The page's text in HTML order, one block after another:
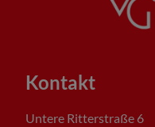
Kontakt
Untere Ritterstraße 6